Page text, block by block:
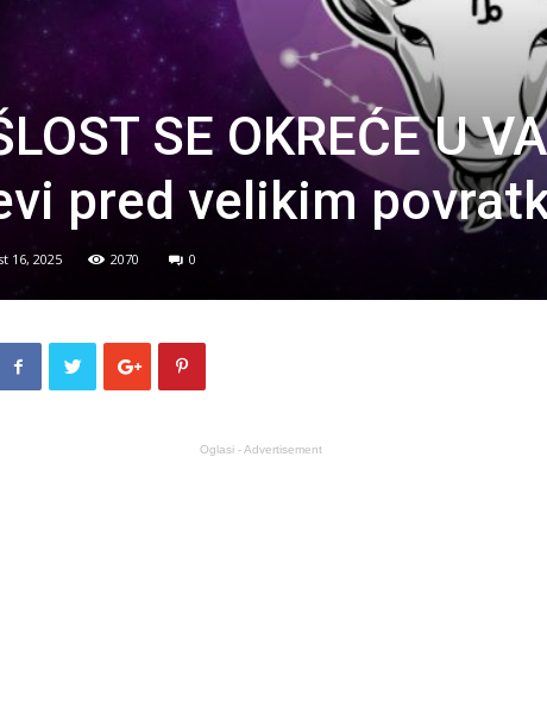
SE OKREĆE U
pred velikim
16, 2025 2070 0
Oglasi - Advertisement